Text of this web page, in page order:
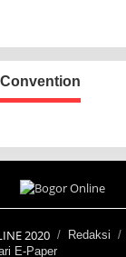
2020 Redaksi
E-Paper